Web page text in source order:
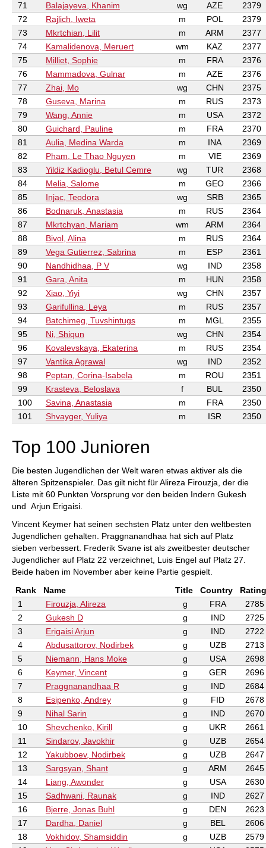
71
Balajayeva, Khanim wg AZE
2379
72
Rajlich, Iweta m POL
2379
73
Mkrtchian, Lilit m ARM
2377
74
Kamalidenova, Meruert wm KAZ
2377
75
Milliet, Sophie m FRA
2376
76
Mammadova, Gulnar m AZE
2376
77
Zhai, Mo wg CHN
2375
78
Guseva, Marina m RUS
2373
79
Wang, Annie m USA
2372
80
Guichard, Pauline m FRA
2370
81
Aulia, Medina Warda m INA
2369
82
Pham, Le Thao Nguyen m VIE
2369
83
Yildiz Kadioglu, Betul Cemre wg TUR
2368
84
Melia, Salome m GEO
2366
85
Injac, Teodora wg SRB
2365
86
Bodnaruk, Anastasia m RUS
2364
87
Mkrtchyan, Mariam wm ARM
2364
88
Bivol, Alina m RUS
2364
89
Vega Gutierrez, Sabrina m ESP
2361
90
Nandhidhaa, P V wg IND
2358
91
Gara, Anita m HUN
2358
92
Xiao, Yiyi wg CHN
2357
93
Garifullina, Leya m RUS
2357
94
Batchimeg, Tuvshintugs m MGL
2355
95
Ni, Shiqun wg CHN
2354
96
Kovalevskaya, Ekaterina m RUS
2354
97
Vantika Agrawal wg IND
2352
98
Peptan, Corina-Isabela m ROU
2351
99
Krasteva, Beloslava f BUL
2350
100
Savina, Anastasia m FRA
2350
101
Shvayger, Yuliya m ISR 2350
Top 100 Junioren
Die besten Jugendlichen der Welt waren etwas aktiver als die
älteren Spitzenspieler. Das gilt nicht für Alireza Firouzja, der die
Liste mit 60 Punkten Vorsprung vor den beiden Indern Gukesh
und Arjun Erigaisi.
Vincent Keymer hat seinen sechsten Platz unter den weltbesten
Jugendlichen gehalten. Praggnanandhaa hat sich auf Platz
sieben verbessert. Frederik Svane ist als zweitbester deutscher
Jugendlicher auf Platz 22 verzeichnet, Luis Engel auf Platz 27.
Beide haben im November aber keine Partie gespielt.
Rank
Name Title Country
Rating
1
Firouzja, Alireza g FRA
2785
2
Gukesh D g IND
2725
3
Erigaisi Arjun g IND
2722
4
Abdusattorov, Nodirbek g UZB
2713
5
Niemann, Hans Moke g USA
2698
6
Keymer, Vincent g GER
2696
7
Praggnanandhaa R g IND
2684
8
Esipenko, Andrey g FID
2678
9
Nihal Sarin g IND
2670
10
Shevchenko, Kirill g UKR
2661
11
Sindarov, Javokhir g UZB
2654
12
Yakubboev, Nodirbek g UZB
2647
13
Sargsyan, Shant g ARM
2645
14
Liang, Awonder g USA
2630
15
Sadhwani, Raunak g IND
2627
16
Bjerre, Jonas Buhl g DEN
2623
17
Dardha, Daniel g BEL
2606
18
Vokhidov, Shamsiddin g UZB
2579